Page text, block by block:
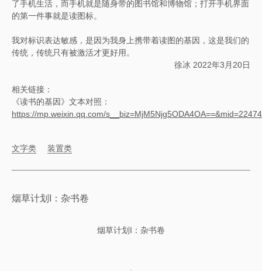
了手机生活，而手机就是随身带的图书馆和博物馆；打开手机界面
的第一件事就是读图标。
我对标识表达敏感，是因为我身上携带着读图的基因，这是我们的
传统，传统只有被激活才更好用。
徐冰 2022年3月20日
相关链接：
《读书的基因》文本对照：
https://mp.weixin.qq.com/
文字类 装置类
烟草计划I：杂书卷
烟草计划I：杂书卷